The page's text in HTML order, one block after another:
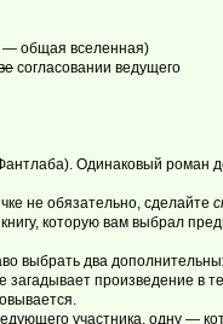
— общая вселенная)
согласовании ведущего
Одинаковый роман
не обязательно, сделайте
которую вам выбрал
выбрать два
произведение в
участника, одну —